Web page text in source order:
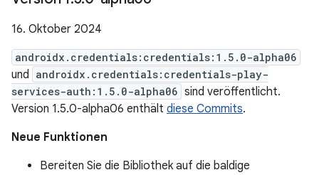
16. Oktober 2024
androidx.credentials:credentials:1.5.0-alpha06
und androidx.credentials:credentials-play-
services-auth:1.5.0-alpha06 sind veröffentlicht.
Version 1.5.0-alpha06 enthält diese Commits.
Neue Funktionen
Bereiten Sie die Bibliothek auf die baldige